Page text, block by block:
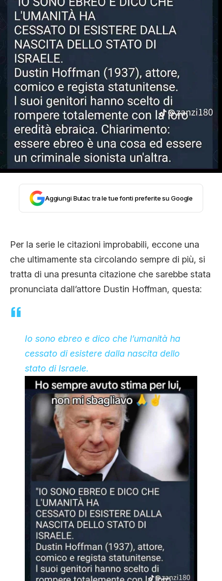
EVERGREEN
EDITORIALI
TRUFFE E SOCIAL NETWORK
CLIMA ED ENERGIA
CONTATTI
CHI SIAMOAggiungi Butac tra le tue fonti preferite su Google
Per la serie le citazioni improbabili, eccone una
che ultimamente sta circolando sempre di più, si
tratta di una presunta citazione che sarebbe stata
pronunciata dall’attore Dustin Hoffman, questa:
Io sono ebreo e dico che l’umanità ha
cessato di esistere dalla nascita dello
stato di Israele.